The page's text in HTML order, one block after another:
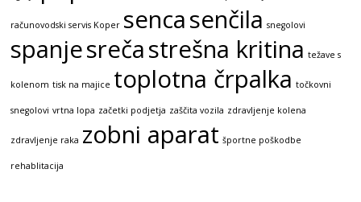
računovodski servis Koper sencasenčila snegolovi
spanjesrečastrešna kritina težave s
kolenom tisk na majice toplotna črpalka točkovni
snegolovi vrtna lopa začetki podjetja zaščita vozila zdravljenje kolena
zdravljenje raka zobni aparat športne poškodbe
rehablitacija